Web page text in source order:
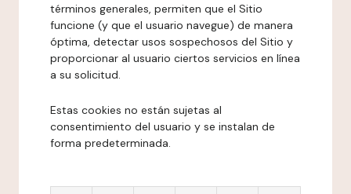
términos generales, permiten que el Sitio
funcione (y que el usuario navegue) de manera
óptima, detectar usos sospechosos del Sitio y
proporcionar al usuario ciertos servicios en línea
a su solicitud.
Estas cookies no están sujetas al
consentimiento del usuario y se instalan de
forma predeterminada.